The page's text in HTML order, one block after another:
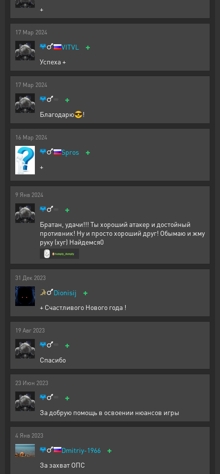
+
17 Мар 2024
VITVL +
Успеха +
17 Мар 2024
+
Благодарю😎!
16 Мар 2024
Spros +
+
9 Янв 2024
+
Братан, удачи!!! Ты хороший атакер и достойный
противник! Ну и просто хороший друг! Обымаю и жму
руку (хуг) Найдемся0
31 Дек 2023
Dionisij +
+ Счастливого Нового года !
19 Авг 2023
+
Спасибо
23 Июн 2023
+
За добрую помощь в освоении нюансов игры
4 Янв 2023
Dmitriy-1966 +
За захват ОПС